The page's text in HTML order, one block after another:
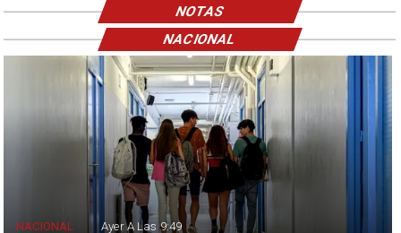
NOTAS
NACIONAL Ayer A Las 9:49
NACIONAL